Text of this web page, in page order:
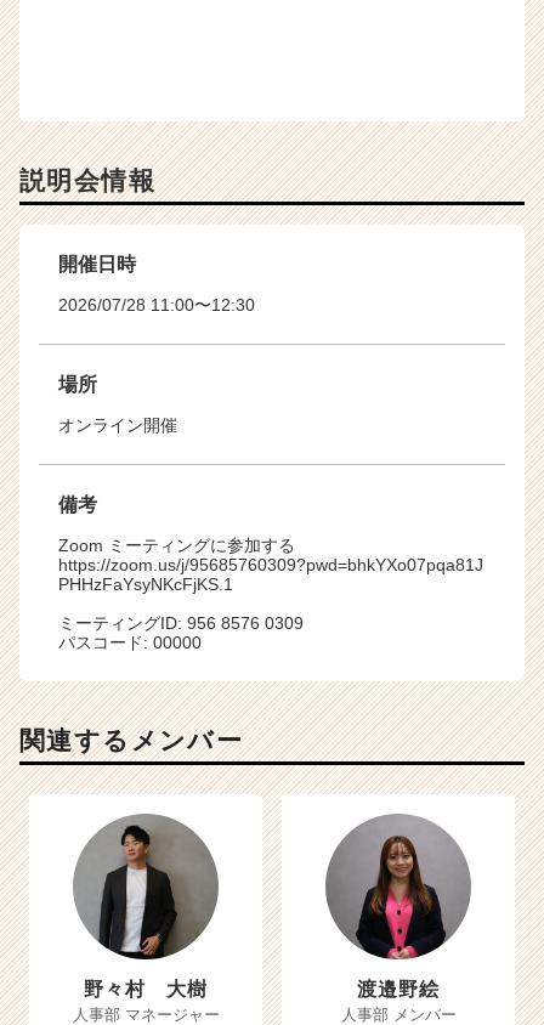
説明会情報
開催日時
2026/07/28 11:00〜12:30
場所
オンライン開催
備考
Zoom ミーティングに参加する
https://zoom.us/j/95685760309?pwd=bhkYXo07pqa81J
PHHzFaYsyNKcFjKS.1
ミーティングID: 956 8576 0309
パスコード: 00000
関連するメンバー
野々村 大樹
人事部 マネージャー
渡邉野絵
人事部 メンバー